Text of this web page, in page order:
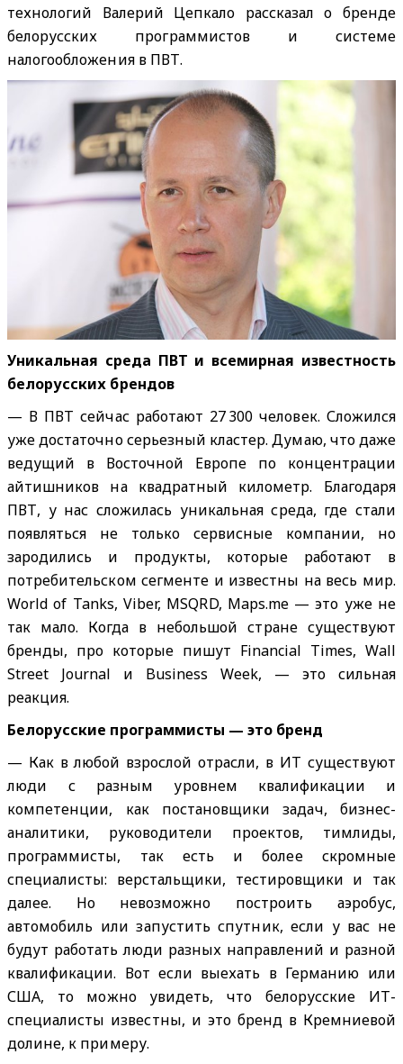
технологий Валерий Цепкало рассказал о бренде
белорусских программистов и системе
налогообложения в ПВТ.
Уникальная среда ПВТ и всемирная известность
белорусских брендов
— В ПВТ сейчас работают 27 300 человек. Сложился
уже достаточно серьезный кластер. Думаю, что даже
ведущий в Восточной Европе по концентрации
айтишников на квадратный километр. Благодаря
ПВТ, у нас сложилась уникальная среда, где стали
появляться не только сервисные компании, но
зародились и продукты, которые работают в
потребительском сегменте и известны на весь мир.
World of Tanks, Viber, MSQRD, Maps.me — это уже не
так мало. Когда в небольшой стране существуют
бренды, про которые пишут Financial Times, Wall
Street Journal и Business Week, — это сильная
реакция.
Белорусские программисты — это бренд
— Как в любой взрослой отрасли, в ИТ существуют
люди с разным уровнем квалификации и
компетенции, как постановщики задач, бизнес-
аналитики, руководители проектов, тимлиды,
программисты, так есть и более скромные
специалисты: верстальщики, тестировщики и так
далее. Но невозможно построить аэробус,
автомобиль или запустить спутник, если у вас не
будут работать люди разных направлений и разной
квалификации. Вот если выехать в Германию или
США, то можно увидеть, что белорусские ИТ-
специалисты известны, и это бренд в Кремниевой
долине, к примеру.